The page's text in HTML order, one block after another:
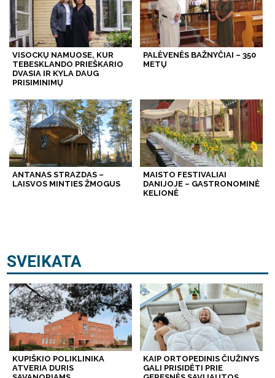
VISOCKŲ NAMUOSE, KUR
TEBESKLANDO PRIEŠKARIO
DVASIA IR KYLA DAUG
PRISIMINIMŲ
PALĖVENĖS BAŽNYČIAI – 350
METŲ
ANTANAS STRAZDAS –
LAISVOS MINTIES ŽMOGUS
MAISTO FESTIVALIAI
DANIJOJE – GASTRONOMINĖ
KELIONĖ
SVEIKATA
KUPIŠKIO POLIKLINIKA
ATVERIA DURIS
KAIP ORTOPEDINIS ČIUŽINYS
GALI PRISIDĖTI PRIE